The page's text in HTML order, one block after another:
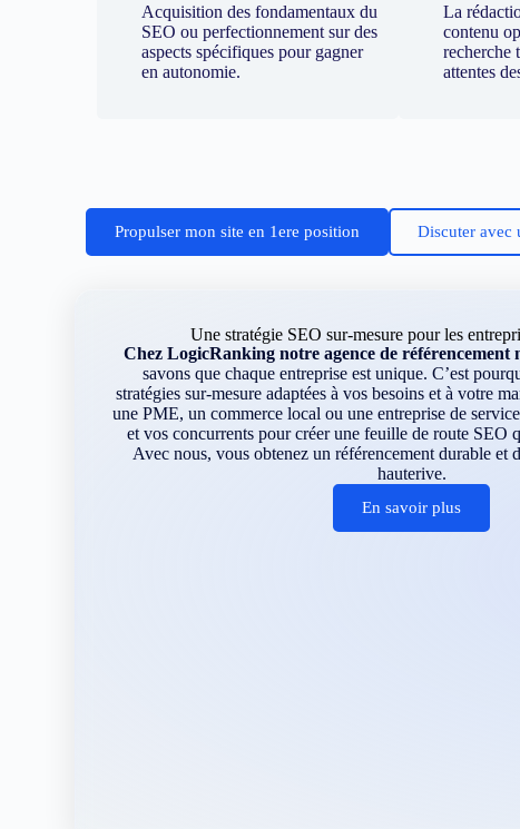
Acquisition des fondamentaux du
SEO ou perfectionnement sur des
aspects spécifiques pour gagner
en autonomie.
La
contenu
recherche
attentes
Propulser mon site en 1ere position Discuter avec
Une stratégie SEO sur-mesure pour les
Chez LogicRanking notre agence de référencement
savons que chaque entreprise est unique. C’est
stratégies sur-mesure adaptées à vos besoins et à votre
une PME, un commerce local ou une entreprise de
et vos concurrents pour créer une feuille de route SEO
Avec nous, vous obtenez un référencement durable et
hauterive.
En savoir plus